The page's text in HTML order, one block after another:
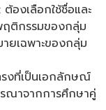
งเลือกใช้ชื่อและ
ติกรรมของกลุ่ม
ยเฉพาะของกลุ่ม
รงที่เป็นเอกลักษณ์
ณาจากการศึกษาคู่